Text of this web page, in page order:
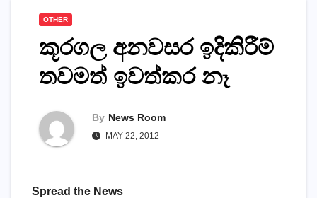
OTHER
කූරගල අනවසර ඉදිකිරීම්
තවමත් ඉවත්කර නෑ
By News Room
MAY 22, 2012
Spread the News